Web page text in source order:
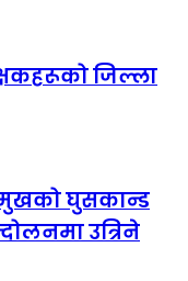
जिल्ला
घुसकान्ड
उत्रिने